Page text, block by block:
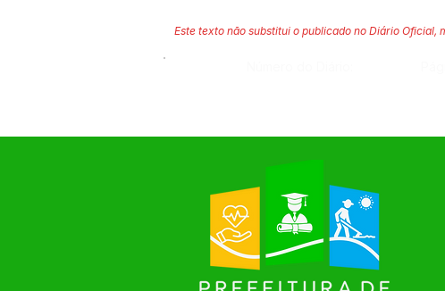
Este texto não substitui o publicado no Diário